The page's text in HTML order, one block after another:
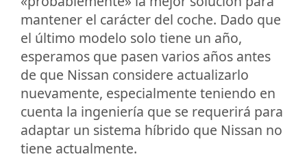
mantener el carácter del coche. Dado que
el último modelo solo tiene un año,
esperamos que pasen varios años antes
de que Nissan considere actualizarlo
nuevamente, especialmente teniendo en
cuenta la ingeniería que se requerirá para
adaptar un sistema híbrido que Nissan no
tiene actualmente.